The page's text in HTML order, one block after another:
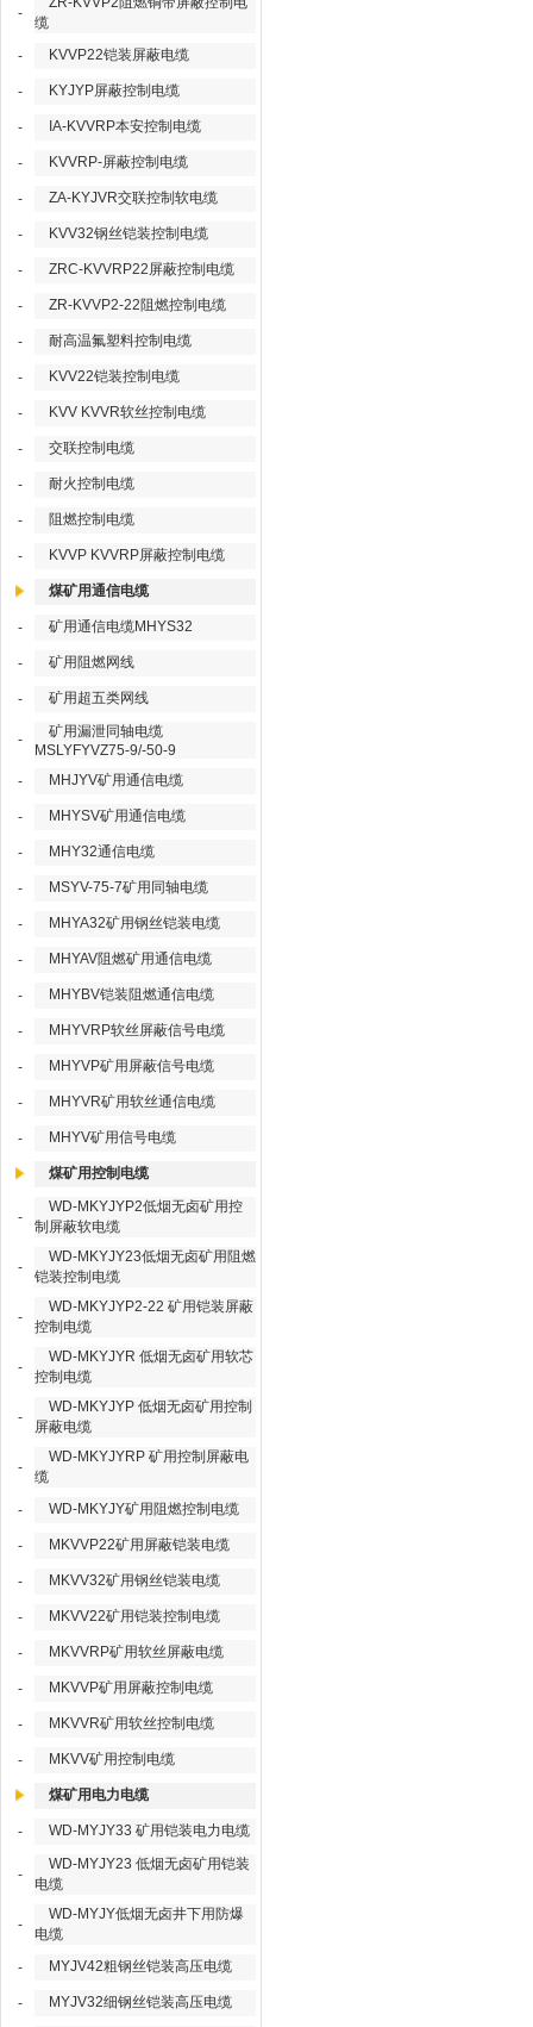
-
缆
-
KVVP22铠装屏蔽电缆
- KYJYP屏蔽控制电缆
- IA-KVVRP本安控制电缆
- KVVRP-屏蔽控制电缆
- ZA-KYJVR交联控制软电缆
- KVV32钢丝铠装控制电缆
- ZRC-KVVRP22屏蔽控制电缆
- ZR-KVVP2-22阻燃控制电缆
- 耐高温氟塑料控制电缆
- KVV22铠装控制电缆
- KVV KVVR软丝控制电缆
- 交联控制电缆
- 耐火控制电缆
- 阻燃控制电缆
- KVVP KVVRP屏蔽控制电缆
煤矿用通信电缆
- 矿用通信电缆MHYS32
- 矿用阻燃网线
- 矿用超五类网线
-
矿用漏泄同轴电缆
MSLYFYVZ75-9/-50-9
-
MHJYV矿用通信电缆
- MHYSV矿用通信电缆
- MHY32通信电缆
- MSYV-75-7矿用同轴电缆
- MHYA32矿用钢丝铠装电缆
- MHYAV阻燃矿用通信电缆
- MHYBV铠装阻燃通信电缆
- MHYVRP软丝屏蔽信号电缆
- MHYVP矿用屏蔽信号电缆
- MHYVR矿用软丝通信电缆
- MHYV矿用信号电缆
煤矿用控制电缆
-
WD-MKYJYP2低烟无卤矿用控
制屏蔽软电缆
-
WD-MKYJY23低烟无卤矿用阻燃
铠装控制电缆
-
WD-MKYJYP2-22 矿用铠装屏蔽
控制电缆
-
WD-MKYJYR 低烟无卤矿用软芯
控制电缆
-
WD-MKYJYP 低烟无卤矿用控制
屏蔽电缆
-
WD-MKYJYRP 矿用控制屏蔽电
缆
-
WD-MKYJY矿用阻燃控制电缆
- MKVVP22矿用屏蔽铠装电缆
- MKVV32矿用钢丝铠装电缆
- MKVV22矿用铠装控制电缆
- MKVVRP矿用软丝屏蔽电缆
- MKVVP矿用屏蔽控制电缆
- MKVVR矿用软丝控制电缆
- MKVV矿用控制电缆
煤矿用电力电缆
- WD-MYJY33 矿用铠装电力电缆
-
WD-MYJY23 低烟无卤矿用铠装
电缆
-
WD-MYJY低烟无卤井下用防爆
电缆
-
MYJV42粗钢丝铠装高压电缆
- MYJV32细钢丝铠装高压电缆